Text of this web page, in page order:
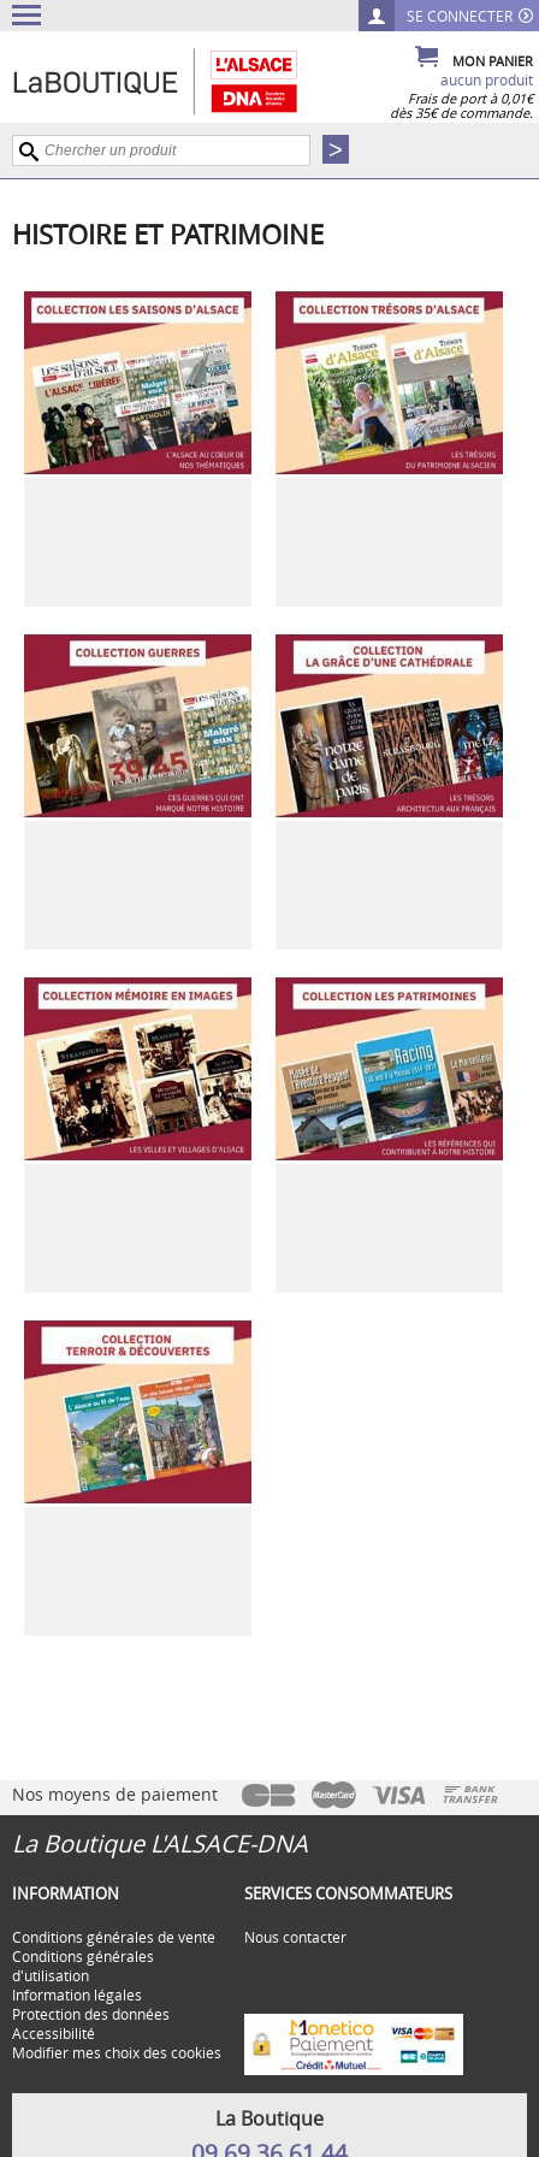
SE CONNECTER
MON PANIER
aucun produit
Frais de port à 0,01€
dès 35€ de commande.
HISTOIRE ET PATRIMOINE
Nos moyens de paiement
La Boutique L'ALSACE-DNA
INFORMATION
Conditions générales de vente
Conditions générales
d'utilisation
Information légales
Protection des données
Accessibilité
Modifier mes choix des cookies
SERVICES CONSOMMATEURS
Nous contacter
La Boutique